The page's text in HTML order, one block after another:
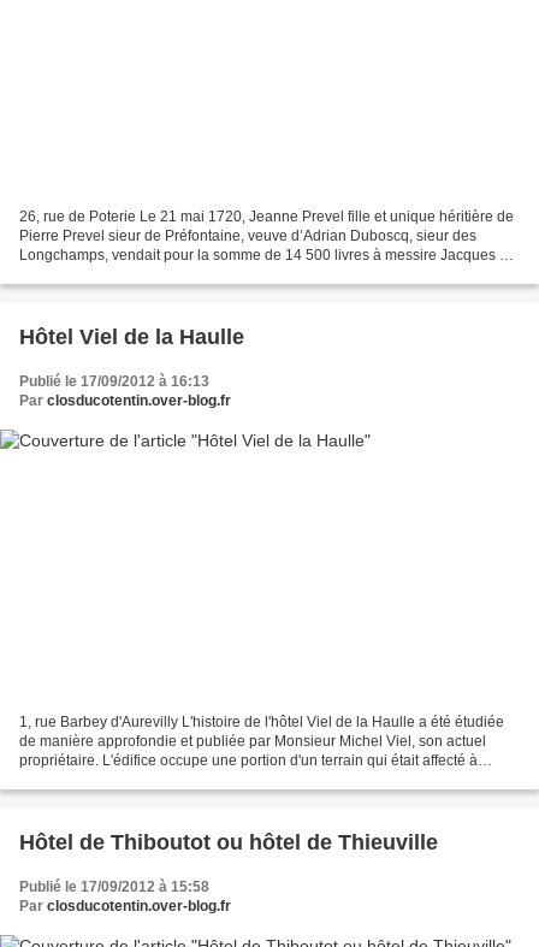
26, rue de Poterie Le 21 mai 1720, Jeanne Prevel fille et unique héritière de
Pierre Prevel sieur de Préfontaine, veuve d’Adrian Duboscq, sieur des
Longchamps, vendait pour la somme de 14 500 livres à messire Jacques Le
Hôtel Viel de la Haulle
Publié le 17/09/2012 à 16:13
Par closducotentin.over-blog.fr
1, rue Barbey d'Aurevilly L'histoire de l'hôtel Viel de la Haulle a été étudiée
de manière approfondie et publiée par Monsieur Michel Viel, son actuel
propriétaire. L'édifice occupe une portion d'un terrain qui était affecté à
Hôtel de Thiboutot ou hôtel de Thieuville
Publié le 17/09/2012 à 15:58
Par closducotentin.over-blog.fr